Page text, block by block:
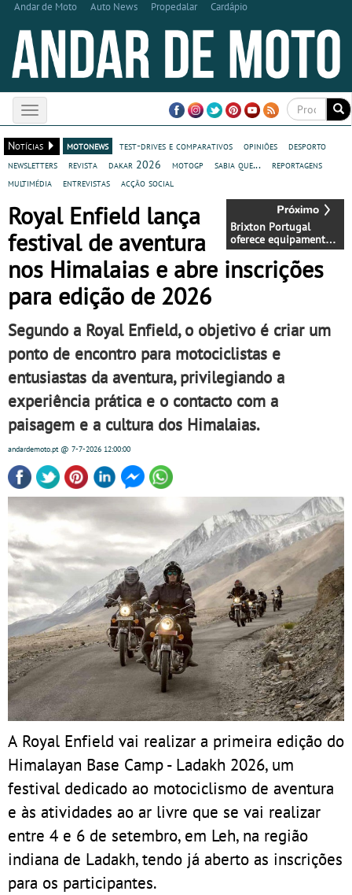
Andar de Moto Auto News Propedalar Cardápio
Toggle
navigation
Notícias
motonews test-drives e comparativos opiniões
desporto
newsletters
revista dakar 2026 motogp sabia que...
reportagens
multimédia
entrevistas acção social
Brixton Portugal
oferece equipamento
de proteção na
compra de motos
durante o verão
Royal Enfield lança
festival de aventura
nos Himalaias e abre inscrições
para edição de 2026
Segundo a Royal Enfield, o objetivo é criar um
ponto de encontro para motociclistas e
entusiastas da aventura, privilegiando a
experiência prática e o contacto com a
paisagem e a cultura dos Himalaias.
andardemoto.pt@ 7-7-2026 12:00:00
A Royal Enfield vai realizar a primeira edição do
Himalayan Base Camp - Ladakh 2026, um
festival dedicado ao motociclismo de aventura
e às atividades ao ar livre que se vai realizar
entre 4 e 6 de setembro, em Leh, na região
indiana de Ladakh, tendo já aberto as inscrições
para os participantes.